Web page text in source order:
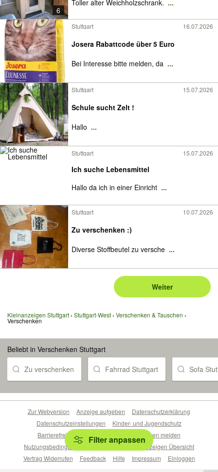
6
Toller alter Weichholzschrank. ...
Stuttgart 16.07.2026
Josera Rabattcode über 5 Euro
Bei Interesse bitte melden, da ...
Stuttgart 15.07.2026
Schule sucht Zelt !
Hallo ...
Stuttgart 15.07.2026
Ich suche Lebensmittel
Hallo da ich in einer Einricht ...
Stuttgart 10.07.2026
Zu verschenken :)
Diverse Stoffbeutel zu versche ...
Weiter
Kleinanzeigen Stuttgart Stuttgart-West Verschenken & Tauschen
Verschenken
Beliebt in Verschenken Stuttgart
Zu verschenken Fahrrad Stuttgart Sofa
Filter anpassen
Zur Webversion Anzeige aufgeben
Datenschutzerklärung
Datenschutzeinstellungen
Kinder- und Jugendschutz
Barrierefreiheitserklärung
Sicherheitslücken melden
Nutzungsbedingungen
Beliebte Suchen
Anzeigen Übersicht
Vertrag Widerrufen
Feedback Hilfe Impressum Einloggen